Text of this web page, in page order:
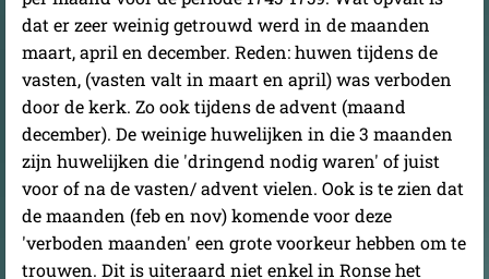
dat er zeer weinig getrouwd werd in de maanden
maart, april en december. Reden: huwen tijdens de
vasten, (vasten valt in maart en april) was verboden
door de kerk. Zo ook tijdens de advent (maand
december). De weinige huwelijken in die 3 maanden
zijn huwelijken die 'dringend nodig waren' of juist
voor of na de vasten/ advent vielen. Ook is te zien dat
de maanden (feb en nov) komende voor deze
'verboden maanden' een grote voorkeur hebben om te
trouwen. Dit is uiteraard niet enkel in Ronse het